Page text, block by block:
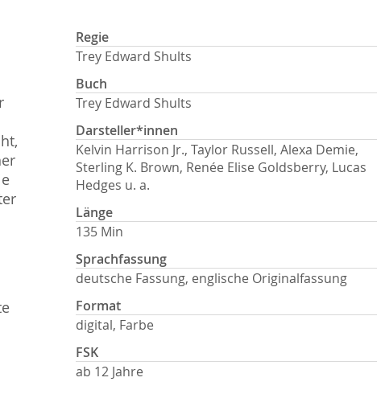
Regie
Trey Edward Shults
Buch
Trey Edward Shults
Darsteller*innen
Kelvin Harrison Jr., Taylor Russell, Alexa Demie,
Sterling K. Brown, Renée Elise Goldsberry, Lucas
Hedges u. a.
Länge
135 Min
Sprachfassung
deutsche Fassung, englische Originalfassung
Format
digital, Farbe
FSK
ab 12 Jahre